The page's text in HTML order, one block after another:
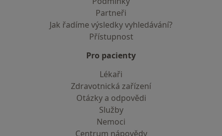
Partneři
Jak řadíme výsledky vyhledávání?
Přístupnost
Pro pacienty
Lékaři
Zdravotnická zařízení
Otázky a odpovědi
Služby
Nemoci
Centrum nápovědy